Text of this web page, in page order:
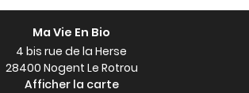
Ma Vie En Bio
4 bis rue de la Herse
28400 Nogent Le Rotrou
Afficher la carte